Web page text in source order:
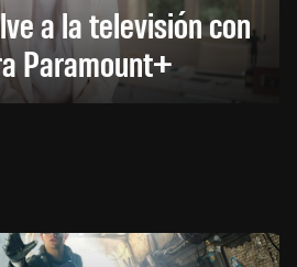
a la televisión con
Paramount+